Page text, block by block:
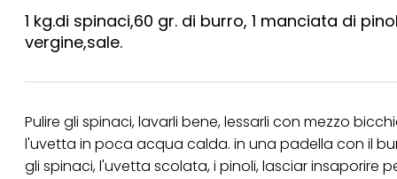
1 kg.di spinaci,60 gr. di burro, 1 manciata di
vergine,sale.
Pulire gli spinaci, lavarli bene, lessarli con mezzo
l'uvetta in poca acqua calda. in una padella con il
gli spinaci, l'uvetta scolata, i pinoli, lasciar insaporire
Puoi trovare
periodo di
Se fai clic su
per uno o più degli
tuoi dati personali